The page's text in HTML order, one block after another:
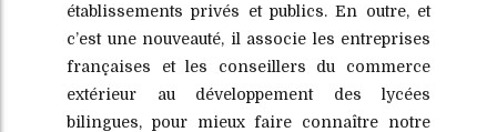
établissements privés et publics. En outre, et
c’est une nouveauté, il associe les entreprises
françaises et les conseillers du commerce
extérieur au développement des lycées
bilingues, pour mieux faire connaître notre